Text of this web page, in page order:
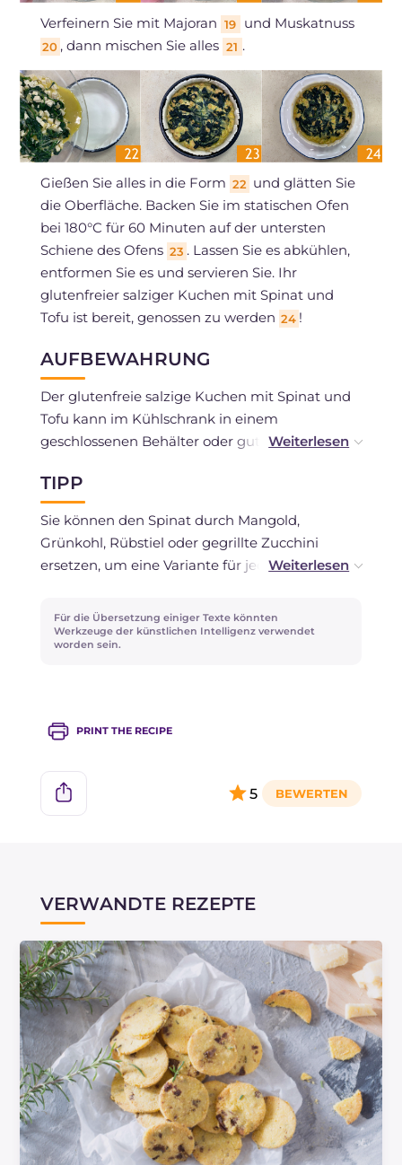
Verfeinern Sie mit Majoran 19 und Muskatnuss
20 , dann mischen Sie alles 21 .
Gießen Sie alles in die Form 22 und glätten Sie
die Oberfläche. Backen Sie im statischen Ofen
bei 180°C für 60 Minuten auf der untersten
Schiene des Ofens 23 . Lassen Sie es abkühlen,
entformen Sie es und servieren Sie. Ihr
glutenfreier salziger Kuchen mit Spinat und
Tofu ist bereit, genossen zu werden 24 !
AUFBEWAHRUNG
Der glutenfreie salzige Kuchen mit Spinat und
Tofu kann im Kühlschrank in einem
geschlossenen Behälter oder gut mit
werden. Wenn Sie ihn länger aufbewahren
möchten, können Sie ihn ganz oder bereits
portioniert einfrieren.
TIPP
Sie können den Spinat durch Mangold,
Grünkohl, Rübstiel oder gegrillte Zucchini
ersetzen, um eine Variante für jede Jahreszeit
rustikaleren Boden möchten, versuchen Sie,
dem Teig eine kleine Menge Buchweizenmehl
Für die Übersetzung einiger Texte könnten
Werkzeuge der künstlichen Intelligenz verwendet
worden sein.
PRINT THE RECIPE
5
VERWANDTE REZEPTE